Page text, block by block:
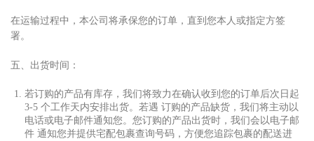
在运输过程中，本公司将承保您的订单，直到您本 ⼈或指定⽅签
署。
五、出货时间：
若订购的产品有库存，我们将致⼒在确认收到您的订单后次 ⽇ 起
3-5 个⼯作天内安排出货。若遇 订购的产品缺货，我们将主动以
电话或电⼦邮件通知您。您订购的产品出货时，我们会以电⼦邮
件 通知您并提供宅配包裹查询号码， ⽅便您追踪包裹的配送进